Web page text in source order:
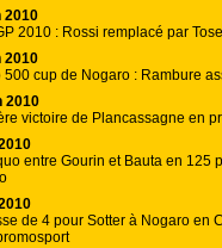
2010
2010 : Rossi remplacé par
2010
500 cup de Nogaro : Rambure
2010
victoire de Plancassagne en
entre Gourin et Bauta en 125
de 4 pour Sotter à Nogaro en